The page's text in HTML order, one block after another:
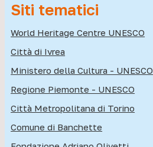
Siti tematici
World Heritage Centre UNESCO
Città di Ivrea
Ministero della Cultura - UNESCO
Regione Piemonte - UNESCO
Città Metropolitana di Torino
Comune di Banchette